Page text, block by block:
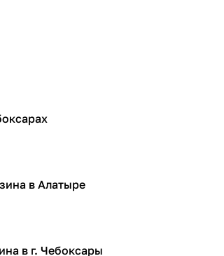
в Алатыре
в г. Чебоксары